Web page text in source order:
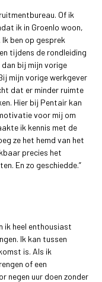
Of ik
ik in Groenlo woon,
ben op gesprek
tijdens de rondleiding
bij mijn vorige
mijn vorige werkgever
dat er minder ruimte
Hier bij Pentair kan
voor mij om
ik kennis met de
ze het hemd van het
precies het
En zo geschiedde.”
ik heel enthousiast
Ik kan tussen
is. Als ik
of een
negen uur doen zonder